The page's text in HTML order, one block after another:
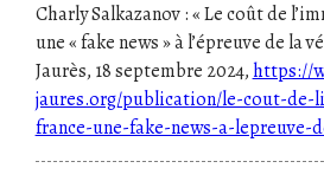
Charly Salkazanov : « Le coût de
une « fake news » à l’épreuve de la
Jaurès, 18 septembre 2024,https://
jaures.org/publication/le-cout-de-
france-une-fake-news-a-lepreuve-